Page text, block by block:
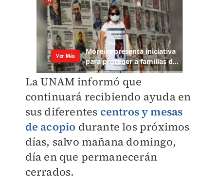
La UNAM informó que
continuará recibiendo ayuda en
sus diferentes centros y mesas
de acopio durante los próximos
días, salvo mañana domingo,
día en que permanecerán
cerrados.